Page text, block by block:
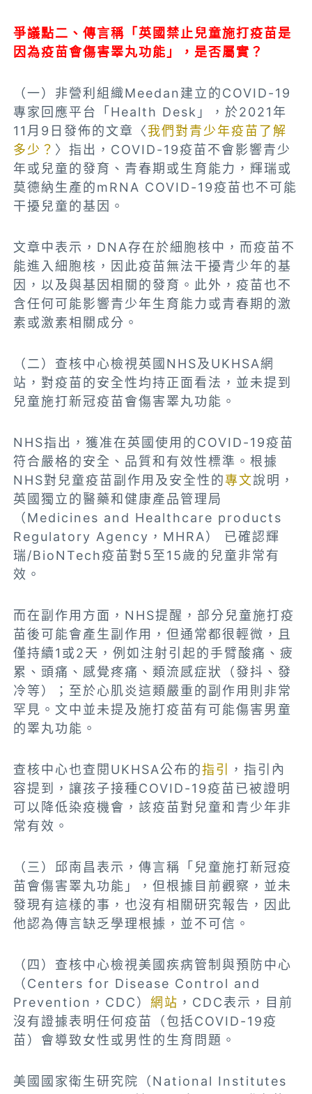
爭議點二、傳言稱「英國禁止兒童施打疫苗是
因為疫苗會傷害睪丸功能」，是否屬實？
（一）非營利組織Meedan建立的COVID-19
專家回應平台「Health Desk」，於2021年
11月9日發佈的文章〈我們對青少年疫苗了解
多少？ 〉指出，COVID-19疫苗不會影響青少
年或兒童的發育、青春期或生育能力，輝瑞或
莫德納生產的mRNA COVID-19疫苗也不可能
干擾兒童的基因。
文章中表示，DNA存在於細胞核中，而疫苗不
能進入細胞核，因此疫苗無法干擾青少年的基
因，以及與基因相關的發育。此外，疫苗也不
含任何可能影響青少年生育能力或青春期的激
素或激素相關成分。
（二）查核中心檢視英國NHS及UKHSA網
站，對疫苗的安全性均持正面看法，並未提到
兒童施打新冠疫苗會傷害睪丸功能。
NHS指出，獲准在英國使用的COVID-19疫苗
符合嚴格的安全、品質和有效性標準。根據
NHS對兒童疫苗副作用及安全性的專文說明，
英國獨立的醫藥和健康產品管理局
（Medicines and Healthcare products
Regulatory Agency，MHRA） 已確認輝
瑞/BioNTech疫苗對5至15歲的兒童非常有
效。
而在副作用方面，NHS提醒，部分兒童施打疫
苗後可能會產生副作用，但通常都很輕微，且
僅持續1或2天，例如注射引起的手臂酸痛、疲
累、頭痛、感覺疼痛、類流感症狀（發抖、發
冷等）；至於心肌炎這類嚴重的副作用則非常
罕見。文中並未提及施打疫苗有可能傷害男童
的睪丸功能。
查核中心也查閱UKHSA公布的指引
，指引內
容提到，讓孩子接種COVID-19疫苗已被證明
可以降低染疫機會，該疫苗對兒童和青少年非
常有效。
（三）邱南昌表示，傳言稱「兒童施打新冠疫
苗會傷害睪丸功能」，但根據目前觀察，並未
發現有這樣的事，也沒有相關研究報告，因此
他認為傳言缺乏學理根據，並不可信。
（四）查核中心檢視美國疾病管制與預防中心
（Centers for Disease Control and
Prevention，CDC）網站 ，CDC表示，目前
沒有證據表明任何疫苗（包括COVID-19疫
苗）會導致女性或男性的生育問題。
美國國家衛生研究院（National Institutes